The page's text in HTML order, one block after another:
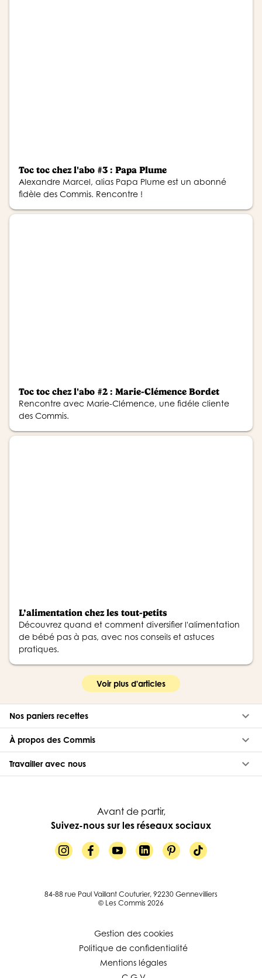
Toc toc chez l'abo #3 : Papa Plume
Alexandre Marcel, alias Papa Plume est un abonné
fidèle des Commis. Rencontre !
Toc toc chez l'abo #2 : Marie-Clémence Bordet
Rencontre avec Marie-Clémence, une fidéle cliente
des Commis.
L’alimentation chez les tout-petits
Découvrez quand et comment diversifier l'alimentation
de bébé pas à pas, avec nos conseils et astuces
pratiques.
Voir plus d'articles
Nos paniers recettes keyboard_arrow_down
À propos des Commis keyboard_arrow_down
Travailler avec nous keyboard_arrow_down
Avant de partir,
Suivez-nous sur les réseaux sociaux
84-88 rue Paul Vaillant Couturier, 92230 Gennevilliers
© Les Commis 2026
Gestion des cookies
Politique de confidentialité
Mentions légales